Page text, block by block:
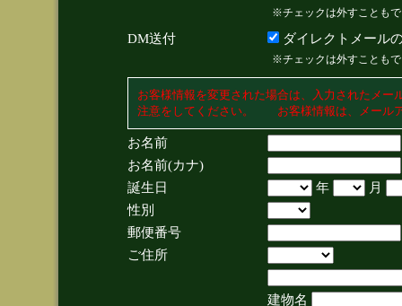
※チェックは外すことも
DM送付 ダイレクトメール
※チェックは外すことも
お客様情報を変更された場合は、入力されたメ
注意をしてください。 お客様情報は、メール
お名前
お名前(カナ)
誕生日
年
月
性別
郵便番号
ご住所
建物名